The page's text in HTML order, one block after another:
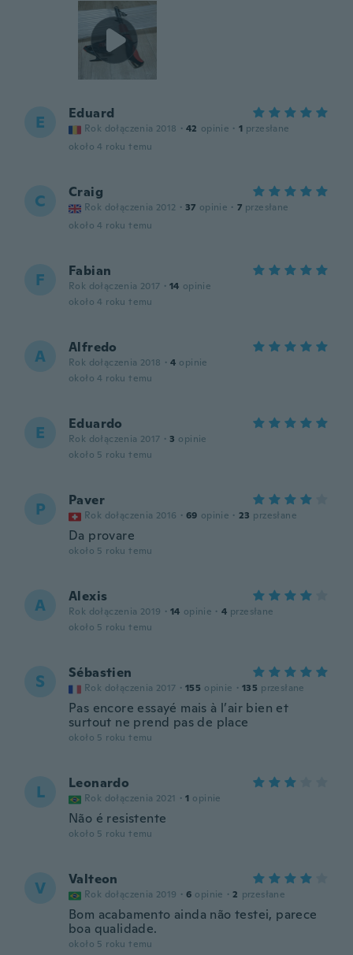
E Eduard
Rok dołączenia 2018 · 42 opinie · 1 przesłane
około 4 roku temu
C Craig
Rok dołączenia 2012 · 37 opinie · 7 przesłane
około 4 roku temu
F Fabian
Rok dołączenia 2017 · 14 opinie
około 4 roku temu
A Alfredo
Rok dołączenia 2018 · 4 opinie
około 4 roku temu
E Eduardo
Rok dołączenia 2017 · 3 opinie
około 5 roku temu
P Paver
Rok dołączenia 2016 · 69 opinie · 23 przesłane
Da provare
około 5 roku temu
A Alexis
Rok dołączenia 2019 · 14 opinie · 4 przesłane
około 5 roku temu
S Sébastien
Rok dołączenia 2017 · 155 opinie · 135 przesłane
Pas encore essayé mais à l’air bien et
surtout ne prend pas de place
około 5 roku temu
L Leonardo
Rok dołączenia 2021 · 1 opinie
Não é resistente
około 5 roku temu
V Valteon
Rok dołączenia 2019 · 6 opinie · 2 przesłane
Bom acabamento ainda não testei, parece
boa qualidade.
około 5 roku temu